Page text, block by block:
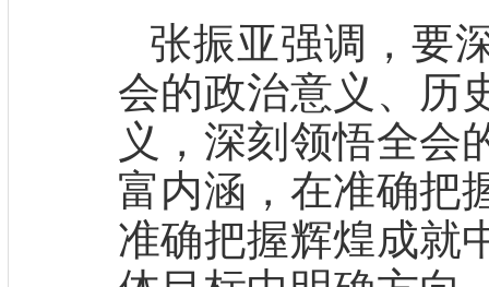
张振亚强调，要
会的政治意义、历
义，深刻领悟全会
富内涵，在准确把
准确把握辉煌成就